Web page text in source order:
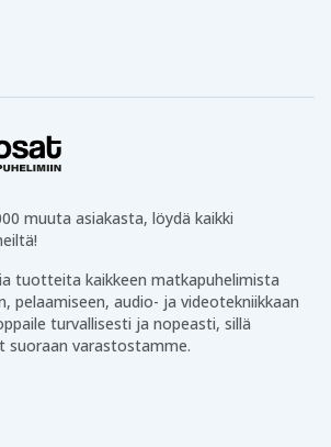
muuta asiakasta, löydä kaikki
tuotteita kaikkeen matkapuhelimista
pelaamiseen, audio- ja videotekniikkaan
turvallisesti ja nopeasti, sillä
varastostamme.